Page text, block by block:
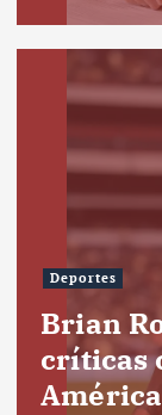
Deportes
Brian
críticas
América